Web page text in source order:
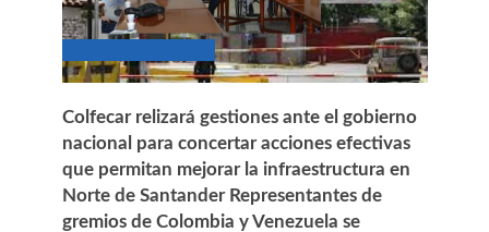
Colfecar relizará gestiones ante el gobierno
nacional para concertar acciones efectivas
que permitan mejorar la infraestructura en
Norte de Santander Representantes de
gremios de Colombia y Venezuela se